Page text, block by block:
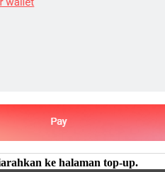
ke halaman top-up.